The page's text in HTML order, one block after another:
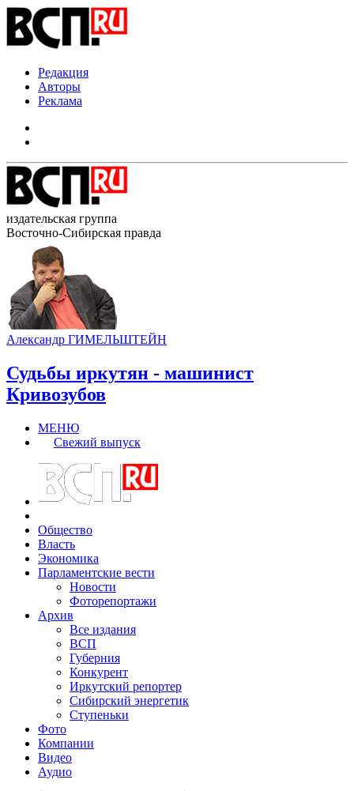
Редакция
Авторы
Реклама
издательская группа
Восточно-Сибирская правда
Александр ГИМЕЛЬШТЕЙН
Судьбы иркутян - машинист
Кривозубов
МЕНЮ
Свежий выпуск
Общество
Власть
Экономика
Парламентские вести
Новости
Фоторепортажи
Архив
Все издания
ВСП
Губерния
Конкурент
Иркутский репортер
Сибирский энергетик
Ступеньки
Фото
Компании
Видео
Аудио